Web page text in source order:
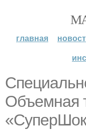
главная
Объемная